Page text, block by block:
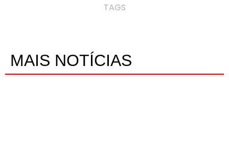
TAGS
MAIS NOTÍCIAS